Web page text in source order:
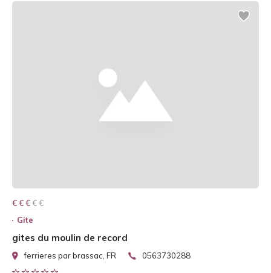
€ € € € €
€ € €
Gite
gites du moulin de record
ferrieres par brassac, FR 0563730288